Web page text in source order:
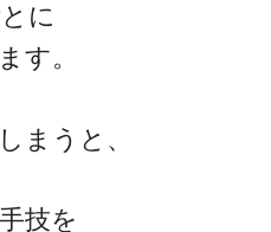
に
す。
まうと、
技を